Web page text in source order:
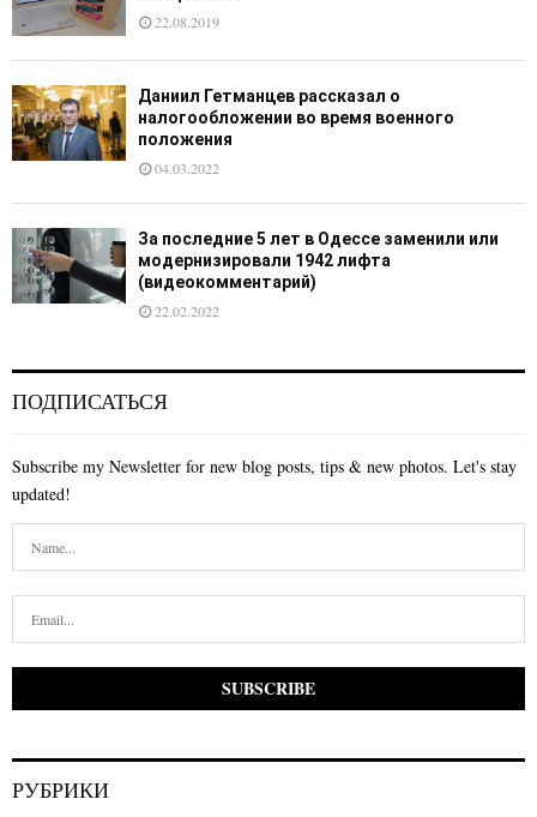
22.08.2019
Даниил Гетманцев рассказал о
налогообложении во время военного
положения
04.03.2022
За последние 5 лет в Одессе заменили или
модернизировали 1942 лифта
(видеокомментарий)
22.02.2022
ПОДПИСАТЬСЯ
Subscribe my Newsletter for new blog posts, tips & new photos. Let's stay
updated!
РУБРИКИ